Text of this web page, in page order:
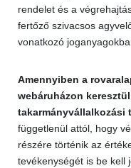
rendelet és a
fertőző szivacsos
vonatkozó
Amennyiben a
webáruházon
takarmányvállalkozási
függetlenül attól, hogy
részére történik az
tevékenységét is be kell